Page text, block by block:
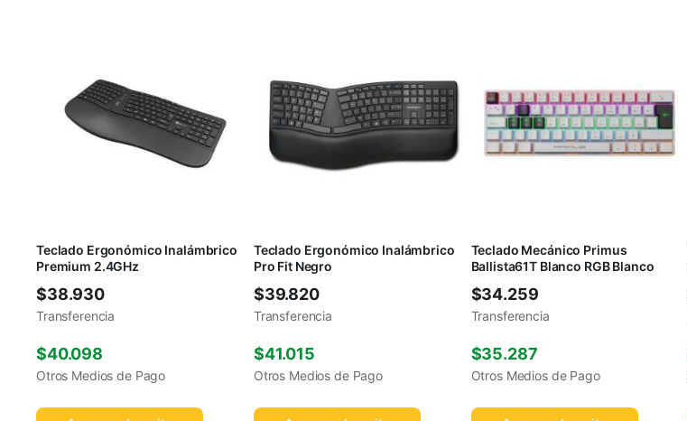
Teclado Ergonómico Inalámbrico
Premium 2.4GHz
$38.930
Transferencia
$40.098
Otros Medios de Pago
Teclado Ergonómico Inalámbrico
Pro Fit Negro
$39.820
Transferencia
$41.015
Otros Medios de Pago
Teclado Mecánico Primus
Ballista61T Blanco RGB Blanco
$34.259
Transferencia
$35.287
Otros Medios de Pago